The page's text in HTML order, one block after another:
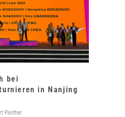
bei
in Nanjing
Panther